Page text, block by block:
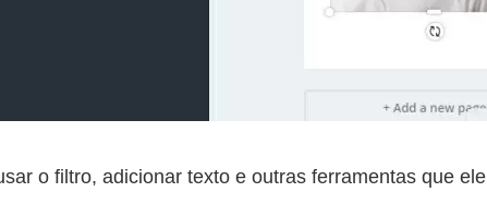
o filtro, adicionar texto e outras ferramentas que ele